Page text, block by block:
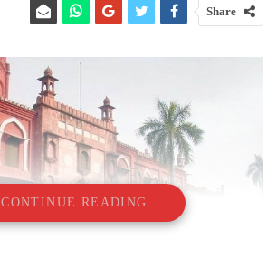
Share
CONTINUE READING